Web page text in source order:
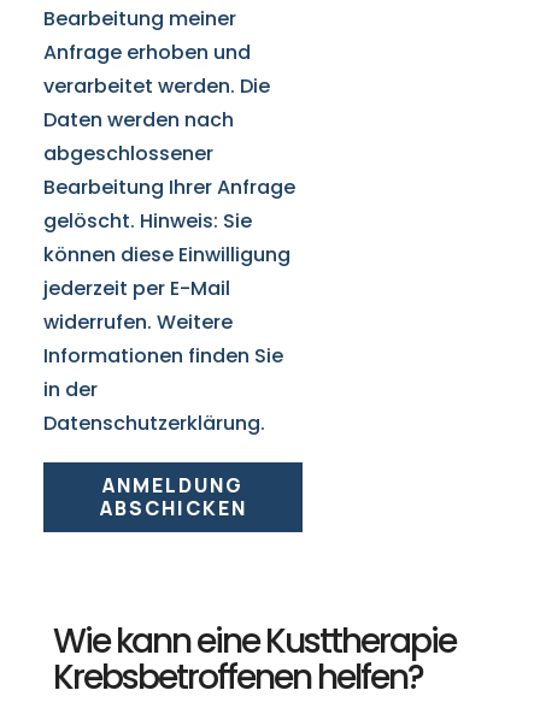
Bearbeitung meiner
Anfrage erhoben und
verarbeitet werden. Die
Daten werden nach
abgeschlossener
Bearbeitung Ihrer Anfrage
gelöscht. Hinweis: Sie
können diese Einwilligung
jederzeit per E-Mail
widerrufen. Weitere
Informationen finden Sie
in der
Datenschutzerklärung.
ANMELDUNG
ABSCHICKEN
Wie kann eine Kusttherapie
Krebsbetroffenen helfen?